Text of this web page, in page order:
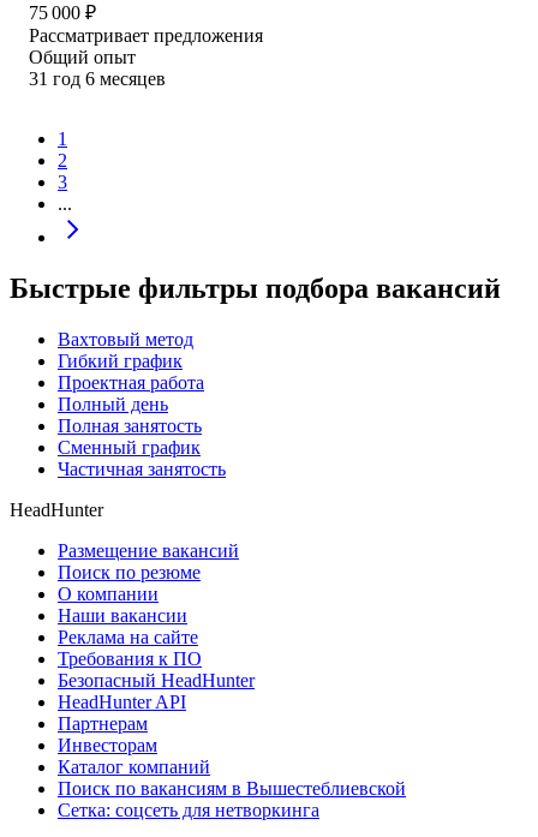
75 000 ₽
Рассматривает предложения
Общий опыт
31 год 6 месяцев
1
2
3
...
Быстрые фильтры подбора вакансий
Вахтовый метод
Гибкий график
Проектная работа
Полный день
Полная занятость
Сменный график
Частичная занятость
HeadHunter
Размещение вакансий
Поиск по резюме
О компании
Наши вакансии
Реклама на сайте
Требования к ПО
Безопасный HeadHunter
HeadHunter API
Партнерам
Инвесторам
Каталог компаний
Поиск по вакансиям в Вышестеблиевской
Сетка: соцсеть для нетворкинга